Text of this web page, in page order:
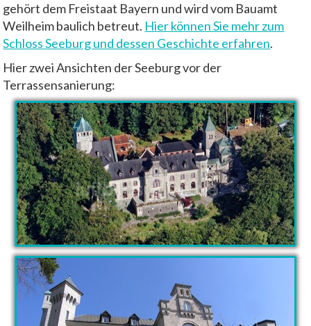
gehört dem Freistaat Bayern und wird vom Bauamt
Weilheim baulich betreut. Hier können Sie mehr zum
Schloss Seeburg und dessen Geschichte erfahren.
Hier zwei Ansichten der Seeburg vor der
Terrassensanierung: